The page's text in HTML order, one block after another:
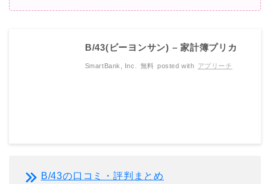
B/43(ビーヨンサン) – 家計簿プリカ
SmartBank, Inc. 無料 posted with アプリーチ
B/43の口コミ・評判まとめ